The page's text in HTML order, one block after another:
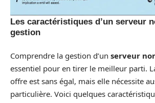
Les caractéristiques d’un serveur
gestion
Comprendre la gestion d’un serveur
essentiel pour en tirer le meilleur parti.
offre est sans égal, mais elle nécessite
particulière. Voici quelques